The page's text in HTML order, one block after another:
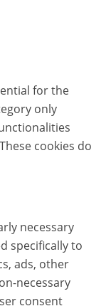
for the
only
cookies do
necessary
specifically to
ads, other
necessary
consent